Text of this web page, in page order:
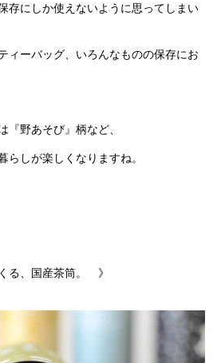
存にしか使えないように思ってしまい
ィーバッグ、いろんなものの保存にお
『野あそび』柄など、
らしが楽しくなりますね。
る、国産茶筒。 》